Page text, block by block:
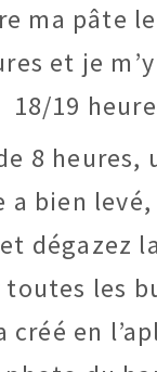
ma pâte
et je
18/19
8 heures,
a bien
dégazez
toutes les
créé en